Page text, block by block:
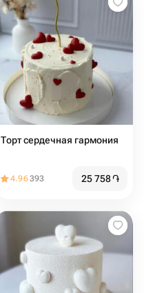
Торт сердечная гармония
4.96393 25 758֏